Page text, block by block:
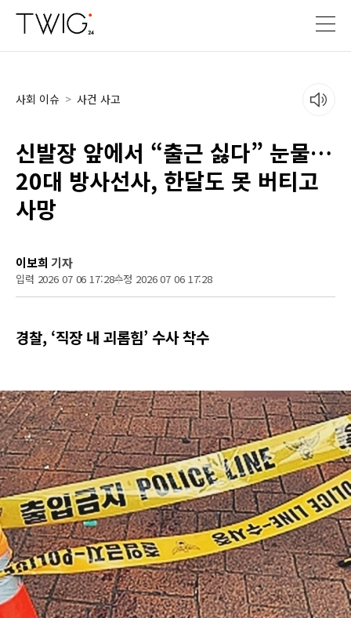
사회 이슈 > 사건 사고
신발장 앞에서 “출근 싫다” 눈물…
20대 방사선사, 한달도 못 버티고
사망
이보희 기자
입력 2026 07 06 17:28수정 2026 07 06 17:28
경찰, ‘직장 내 괴롭힘’ 수사 착수